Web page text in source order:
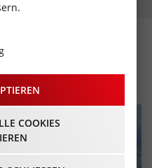
Kofel
18:30 Uhr
COOKIES